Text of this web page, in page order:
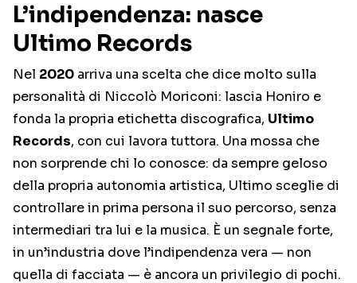
L’indipendenza: nasce
Ultimo Records
Nel 2020 arriva una scelta che dice molto sulla
personalità di Niccolò Moriconi: lascia Honiro e
fonda la propria etichetta discografica, Ultimo
Records, con cui lavora tuttora. Una mossa che
non sorprende chi lo conosce: da sempre geloso
della propria autonomia artistica, Ultimo sceglie di
controllare in prima persona il suo percorso, senza
intermediari tra lui e la musica. È un segnale forte,
in un’industria dove l’indipendenza vera — non
quella di facciata — è ancora un privilegio di pochi.